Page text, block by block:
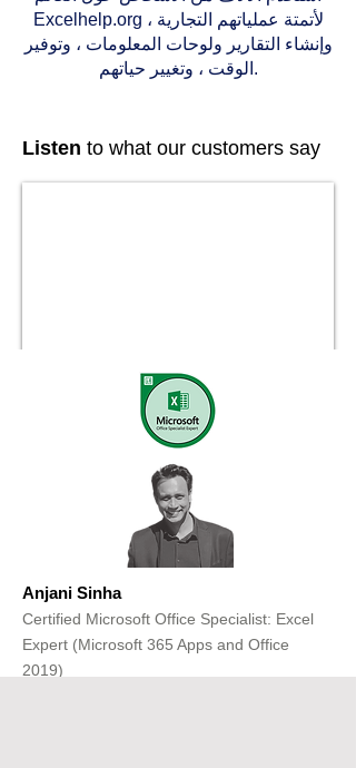
Excelhelp.org لأتمتة عملياتهم التجارية ،
وإنشاء التقارير ولوحات المعلومات ، وتوفير
الوقت ، وتغيير حياتهم.
Listen to what our customers say
Anjani Sinha
Certified Microsoft Office Specialist: Excel
Expert (Microsoft 365 Apps and Office
2019)